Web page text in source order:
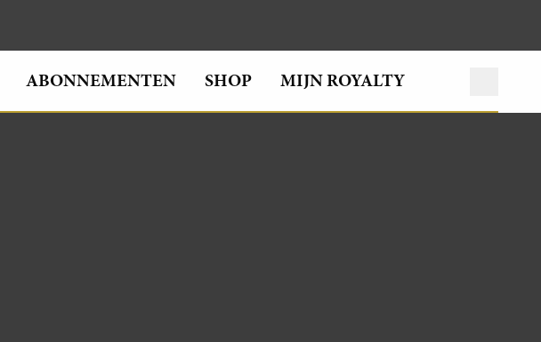
ABONNEMENTEN SHOP MIJN ROYALTY